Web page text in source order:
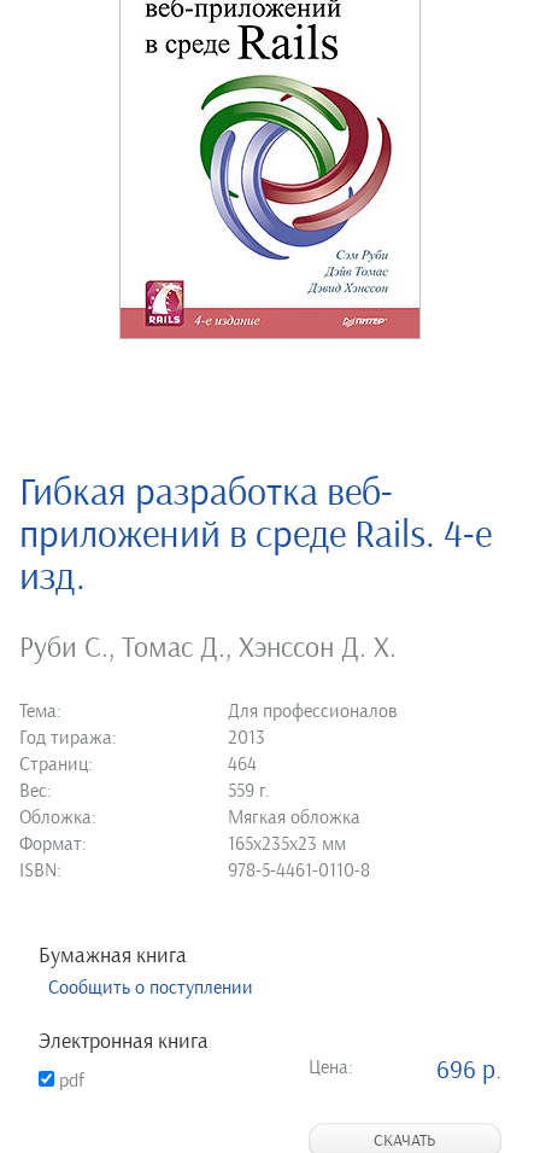
Гибкая разработка веб-
приложений в среде Rails. 4-е
изд.
Руби С., Томас Д., Хэнссон Д. Х.
Тема:
Для профессионалов
Год тиража:
2013
Страниц:
464
Вес:
559 г.
Обложка:
Мягкая обложка
Формат:
165х235х23 мм
ISBN:
978-5-4461-0110-8
Бумажная книга
Сообщить о поступлении
Электронная книга
pdf
Цена: 696 р.
СКАЧАТЬ